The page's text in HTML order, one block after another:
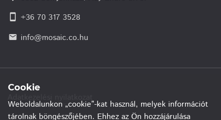
smartphone +36 70 317 3528
email info@mosaic.co.hu
Cookie
Weboldalunkon „cookie”-kat használ, melyek információt
tárolnak böngészőjében. Ehhez az Ön hozzájárulása